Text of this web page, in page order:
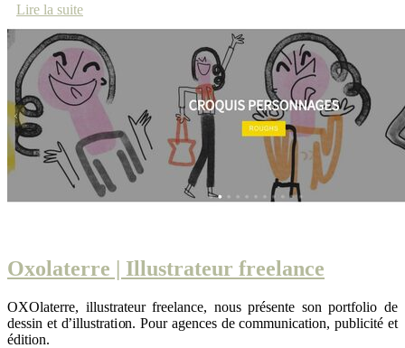
Lire la suite
Oxolaterre | Il­lustra­teur freelance
OXOlaterre, illustrateur freelance, nous présente son portfolio de
dessin et d’illustration. Pour agences de communication, publicité et
édition.